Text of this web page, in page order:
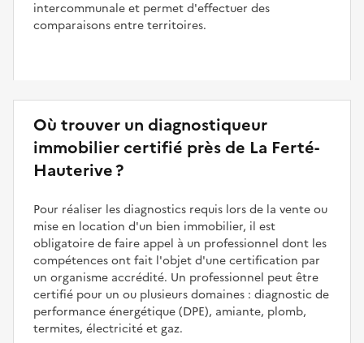
intercommunale et permet d'effectuer des
comparaisons entre territoires.
Où trouver un diagnostiqueur
immobilier certifié près de La Ferté-
Hauterive ?
Pour réaliser les diagnostics requis lors de la vente ou
mise en location d'un bien immobilier, il est
obligatoire de faire appel à un professionnel dont les
compétences ont fait l'objet d'une certification par
un organisme accrédité. Un professionnel peut être
certifié pour un ou plusieurs domaines : diagnostic de
performance énergétique (DPE), amiante, plomb,
termites, électricité et gaz.